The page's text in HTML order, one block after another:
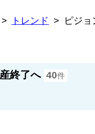
トレンド ピジ
終了へ 40件